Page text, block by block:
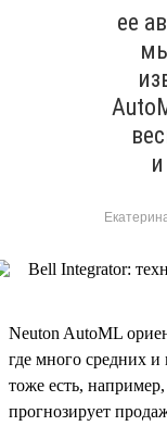
ее
Neuton AutoML
где много средних
тоже есть,
прогнозирует